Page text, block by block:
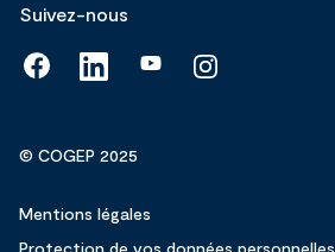
Suivez-nous
© COGEP 2025
Mentions légales
Protection de vos données personnelles